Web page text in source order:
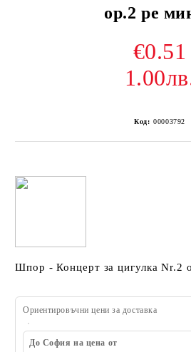
оp.2 ре
€0.51
Код: 00003792
Шпор - Концерт за цигулка Nr.2
Ориентировъчни цени за доставка
До София на цена от